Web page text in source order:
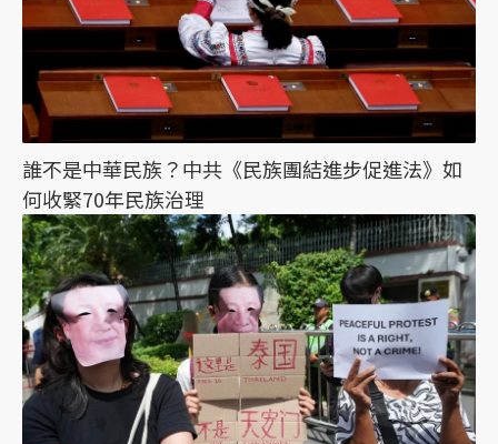
誰不是中華民族？中共《民族團結進步促進法》如
何收緊70年民族治理